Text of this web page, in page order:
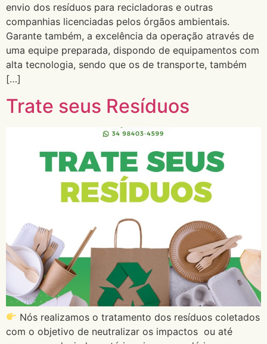
envio dos resíduos para recicladoras e outras
companhias licenciadas pelos órgãos ambientais.
Garante também, a excelência da operação através de
uma equipe preparada, dispondo de equipamentos com
alta tecnologia, sendo que os de transporte, também
[…]
Trate seus Resíduos
Nós realizamos o tratamento dos resíduos coletados
com o objetivo de neutralizar os impactos ou até